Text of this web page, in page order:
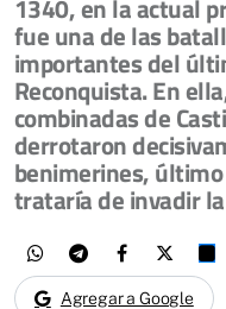
1340, en la actual
fue una de las
importantes del
Reconquista. En
combinadas de
derrotaron
benimerines,
trataría de invadir
Agregar a Google